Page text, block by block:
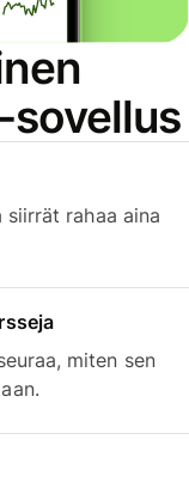
rahaa aina
miten sen